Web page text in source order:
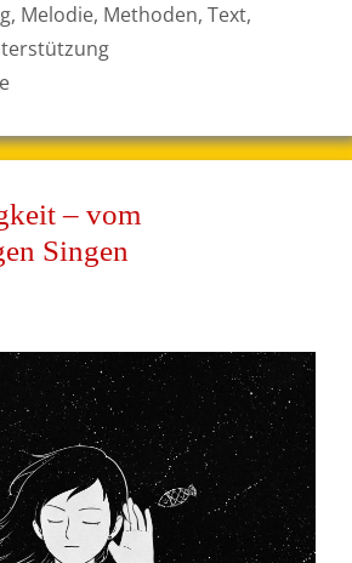
, Melodie, Methoden, Text,
– vom
Singen